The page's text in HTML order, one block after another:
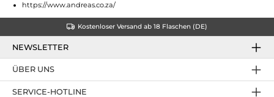
https://www.andreas.co.za/
Kostenloser Versand ab 18 Flaschen (DE)
NEWSLETTER
SERVICE-HOTLINE
ÜBER UNS